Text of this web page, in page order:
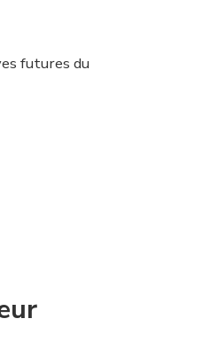
futures du